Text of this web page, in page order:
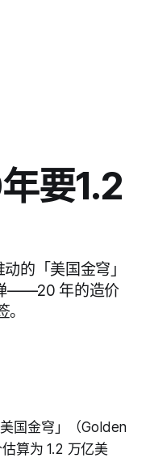
要1.2
的「美国金穹」
——20 年的造价
国金穹」（Golden
算为 1.2 万亿美